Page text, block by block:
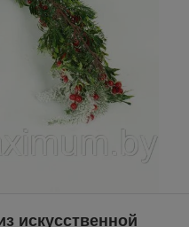
искусственной